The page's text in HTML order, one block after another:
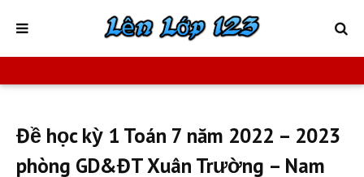
Đề học kỳ 1 Toán 7 năm 2022 – 2023
phòng GD&ĐT Xuân Trường – Nam